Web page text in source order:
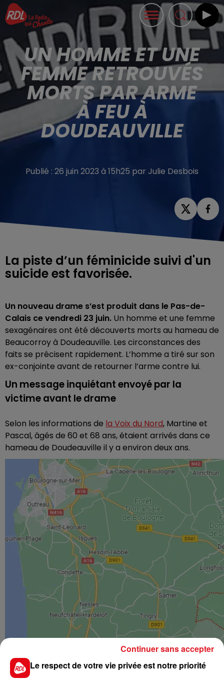
UN HOMME ET UNE
FEMME RETROUVÉS
MORTS PAR ARME
À FEU À
DOUDEAUVILLE
Publié : 26 juin 2023 à 15h25 par Julie Desbois
La piste d’un féminicide suivi d'un
suicide est favorisée.
Un nouveau drame s’est produit dans le Pas-de-
Calais ce vendredi 23 juin. Un homme et une femme
sexagénaires ont été découverts morts au hameau de
Beaucorroy à Doudeauville. Les circonstances des
faits se précisent rapidement. L’homme a tiré sur son
ex-conjointe avant de retourner l’arme contre lui.
Un message inquiétant envoyé par la
victime avant le drame
Selon les informations de la Voix du Nord, Martine et
Pascal, âgés de 60 et 68 ans, étaient arrivés dans ce
hameau de Doudeauville il y a environ deux ans.
Le respect de votre vie privée est notre priorité
Continuer sans accepter